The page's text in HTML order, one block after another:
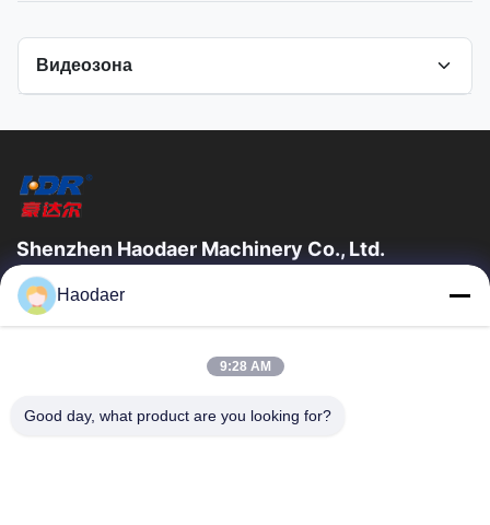
Видеозона
Shenzhen Haodaer Machinery Co., Ltd.
Shenzhen haodaer Machinery Co., Ltd. была основана в 2006
году, является национальным высокотехнологичным
Главная Страница
Продукция
Haodaer
9:28 AM
Good day, what product are you looking for?